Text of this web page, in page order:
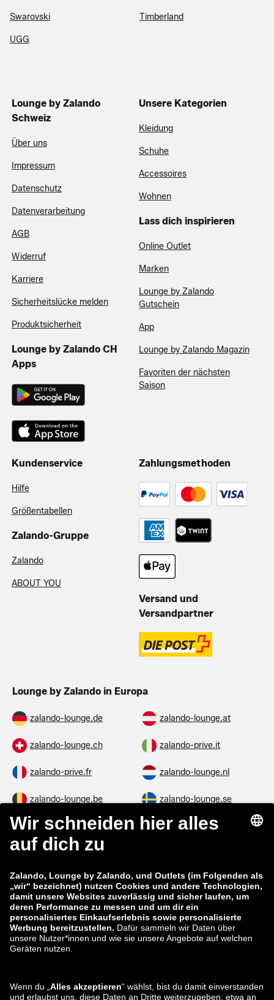
Swarovski Timberland
UGG
Lounge by Zalando
Schweiz
Über uns
Impressum
Datenschutz
Datenverarbeitung
AGB
Widerruf
Karriere
Sicherheitslücke melden
Produktsicherheit
Lounge by Zalando CH
Apps
Unsere Kategorien
Kleidung
Schuhe
Accessoires
Wohnen
Lass dich inspirieren
Online Outlet
Marken
Lounge by Zalando
Gutschein
App
Lounge by Zalando Magazin
Favoriten der nächsten
Saison
Kundenservice
Hilfe
Größentabellen
Zalando-Gruppe
Zalando
ABOUT YOU
Zahlungsmethoden
Versand und
Versandpartner
Lounge by Zalando in Europa
zalando-lounge.de zalando-lounge.at
zalando-lounge.ch zalando-prive.it
zalando-prive.fr zalando-lounge.nl
zalando-lounge.be zalando-lounge.se
zalando-lounge.fi zalando-lounge.dk
zalando-lounge.co.uk
zalando-prive.es zalando-lounge.cz
zalando-lounge.lt zalando-lounge.sk
zalando-lounge.ro zalando-lounge.hr
zalando-lounge.lu zalando-lounge.ee